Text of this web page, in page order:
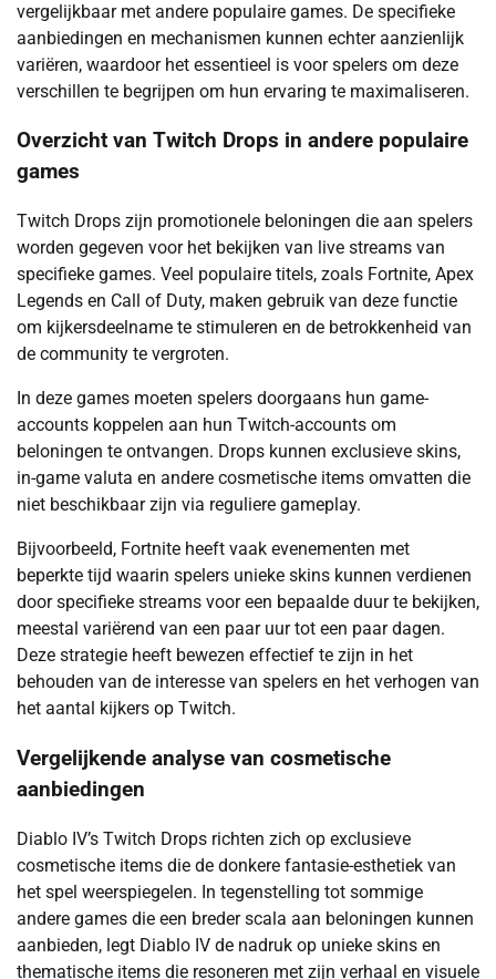
vergelijkbaar met andere populaire games. De specifieke
aanbiedingen en mechanismen kunnen echter aanzienlijk
variëren, waardoor het essentieel is voor spelers om deze
verschillen te begrijpen om hun ervaring te maximaliseren.
Overzicht van Twitch Drops in andere populaire
games
Twitch Drops zijn promotionele beloningen die aan spelers
worden gegeven voor het bekijken van live streams van
specifieke games. Veel populaire titels, zoals Fortnite, Apex
Legends en Call of Duty, maken gebruik van deze functie
om kijkersdeelname te stimuleren en de betrokkenheid van
de community te vergroten.
In deze games moeten spelers doorgaans hun game-
accounts koppelen aan hun Twitch-accounts om
beloningen te ontvangen. Drops kunnen exclusieve skins,
in-game valuta en andere cosmetische items omvatten die
niet beschikbaar zijn via reguliere gameplay.
Bijvoorbeeld, Fortnite heeft vaak evenementen met
beperkte tijd waarin spelers unieke skins kunnen verdienen
door specifieke streams voor een bepaalde duur te bekijken,
meestal variërend van een paar uur tot een paar dagen.
Deze strategie heeft bewezen effectief te zijn in het
behouden van de interesse van spelers en het verhogen van
het aantal kijkers op Twitch.
Vergelijkende analyse van cosmetische
aanbiedingen
Diablo IV’s Twitch Drops richten zich op exclusieve
cosmetische items die de donkere fantasie-esthetiek van
het spel weerspiegelen. In tegenstelling tot sommige
andere games die een breder scala aan beloningen kunnen
aanbieden, legt Diablo IV de nadruk op unieke skins en
thematische items die resoneren met zijn verhaal en visuele